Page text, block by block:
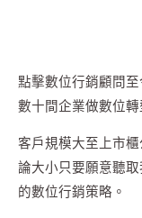
點擊數位行銷顧問
數十間企業做數位
客戶規模大至上市
論大小只要願意聽
的數位行銷策略。